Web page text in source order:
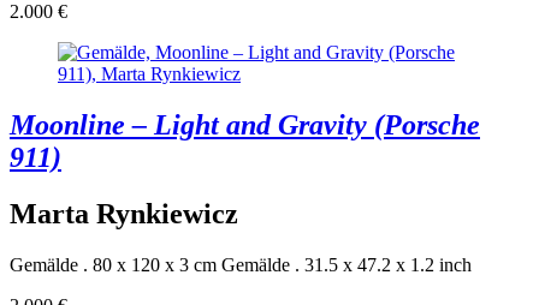
2.000 €
Moonline – Light and Gravity (Porsche
911)
Marta Rynkiewicz
Gemälde . 80 x 120 x 3 cm Gemälde . 31.5 x 47.2 x 1.2 inch